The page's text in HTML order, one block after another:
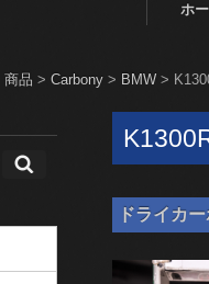
ホ
商品 > Carbony > BMW >
ドライカ